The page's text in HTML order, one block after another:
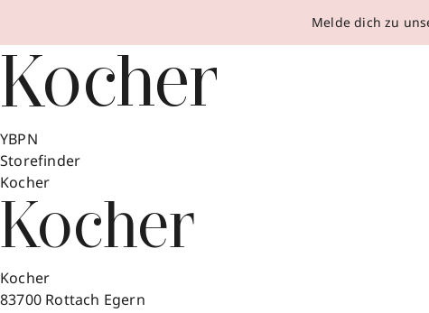
Melde dich zu
Kocher
YBPN
Storefinder
Kocher
Kocher
Kocher
83700 Rottach Egern